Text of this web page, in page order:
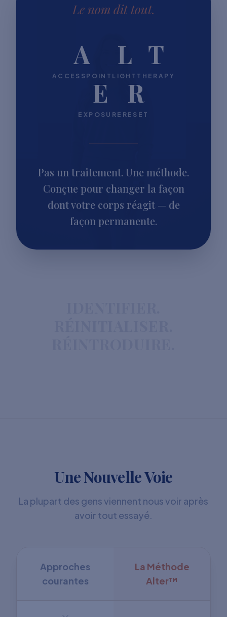
Le nom dit tout.
A
ACCESSPOINT
L
LIGHT
T
THERAPY
E
EXPOSURE
R
RESET
Pas un traitement. Une méthode.
Conçue pour changer la façon
dont votre corps réagit — de
façon permanente.
Une Nouvelle Voie
La plupart des gens viennent nous voir après
avoir tout essayé.
Approches
courantes
La Méthode
Alter™